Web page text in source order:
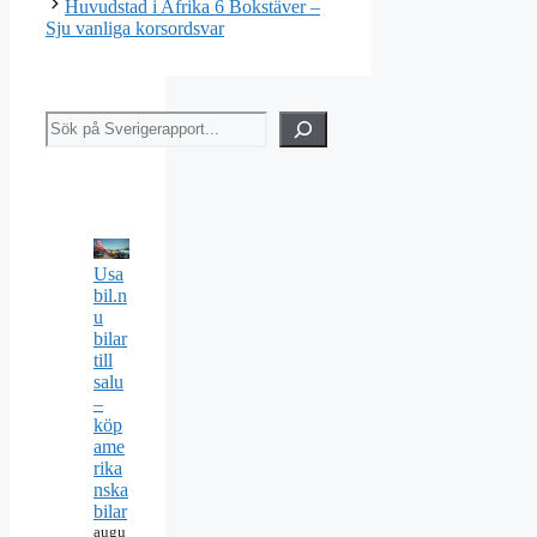
Huvudstad i Afrika 6 Bokstäver –
Sju vanliga korsordsvar
Sök
Usa
bil.n
u
bilar
till
salu
–
köp
ame
rika
nska
bilar
augu